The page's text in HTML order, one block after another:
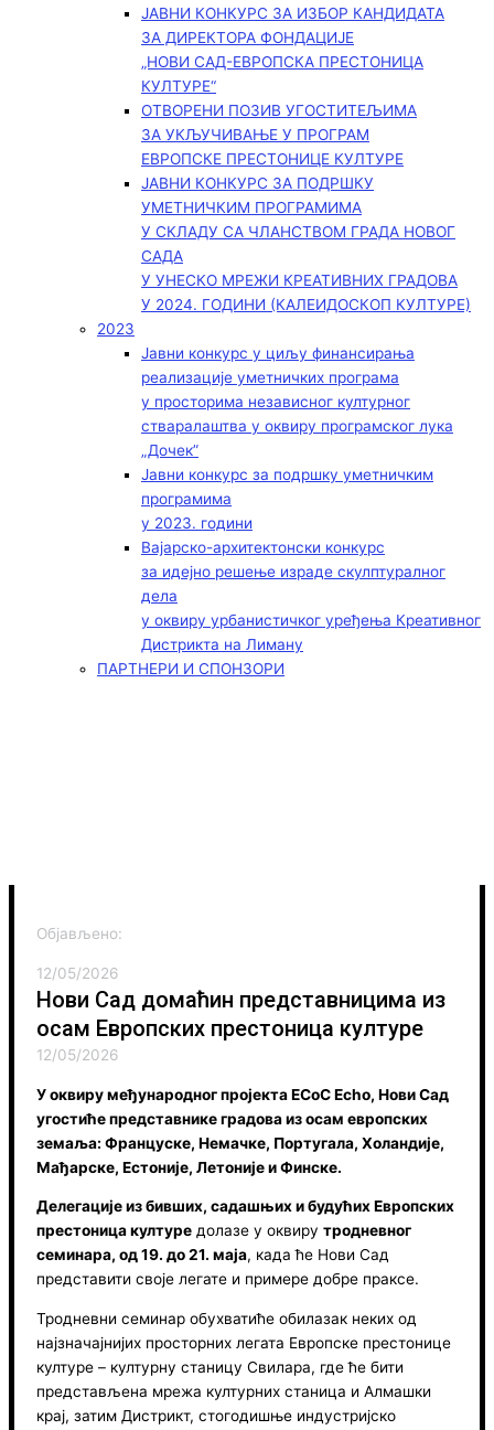
ЈАВНИ КОНКУРС ЗА ИЗБОР КАНДИДАТА
ЗА ДИРЕКТОРА ФОНДАЦИЈЕ
„НОВИ САД-ЕВРОПСКА ПРЕСТОНИЦА
КУЛТУРЕ“
ОТВОРЕНИ ПОЗИВ УГОСТИТЕЉИМА
ЗА УКЉУЧИВАЊЕ У ПРОГРАМ
ЕВРОПСКЕ ПРЕСТОНИЦЕ КУЛТУРЕ
ЈАВНИ КОНКУРС ЗА ПОДРШКУ
УМЕТНИЧКИМ ПРОГРАМИМА
У СКЛАДУ СА ЧЛАНСТВОМ ГРАДА НОВОГ
САДА
У УНЕСКО МРЕЖИ КРЕАТИВНИХ ГРАДОВА
У 2024. ГОДИНИ (КАЛЕИДОСКОП КУЛТУРЕ)
2023
Јавни конкурс у циљу финансирања
реализације уметничких програма
у просторима независног културног
стваралаштва у оквиру програмског лука
„Дочек”
Јавни конкурс за подршку уметничким
програмима
у 2023. години
Вајарско-архитектонски конкурс
за идејно решење израде скулптуралног
дела
у оквиру урбанистичког уређења Креативног
Дистрикта на Лиману
ПАРТНЕРИ И СПОНЗОРИ
Објављено:
12/05/2026
Нови Сад домаћин представницима из
осам Европских престоница културе
12/05/2026
У оквиру међународног пројекта ECoC Echo, Нови Сад
угостиће представнике градова из осам европских
земаља: Француске, Немачке, Португала, Холандије,
Мађарске, Естоније, Летоније и Финске.
Делегације из бивших, садашњих и будућих Европских
престоница културе долазе у оквиру тродневног
семинара, од 19. до 21. маја, када ће Нови Сад
представити своје легате и примере добре праксе.
Тродневни семинар обухватиће обилазак неких од
најзначајнијих просторних легата Европске престонице
културе – културну станицу Свилара, где ће бити
представљена мрежа културних станица и Алмашки
крај, затим Дистрикт, стогодишње индустријско